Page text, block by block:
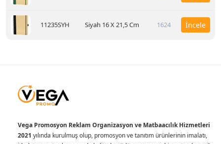
11235SYH Siyah 16 X 21,5 Cm 1624 İncele
Vega Promosyon Reklam Organizasyon ve Matbaacılık Hizmetleri
2021 yılında kurulmuş olup, promosyon ve tanıtım ürünlerinin imalatı,